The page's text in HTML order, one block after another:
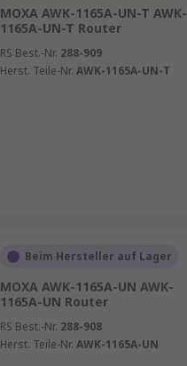
MOXA AWK-1165A-UN-T AWK-
1165A-UN-T Router
RS Best.-Nr. 288-909
Herst. Teile-Nr. AWK-1165A-UN-T
Beim Hersteller auf Lager
MOXA AWK-1165A-UN AWK-
1165A-UN Router
RS Best.-Nr. 288-908
Herst. Teile-Nr. AWK-1165A-UN